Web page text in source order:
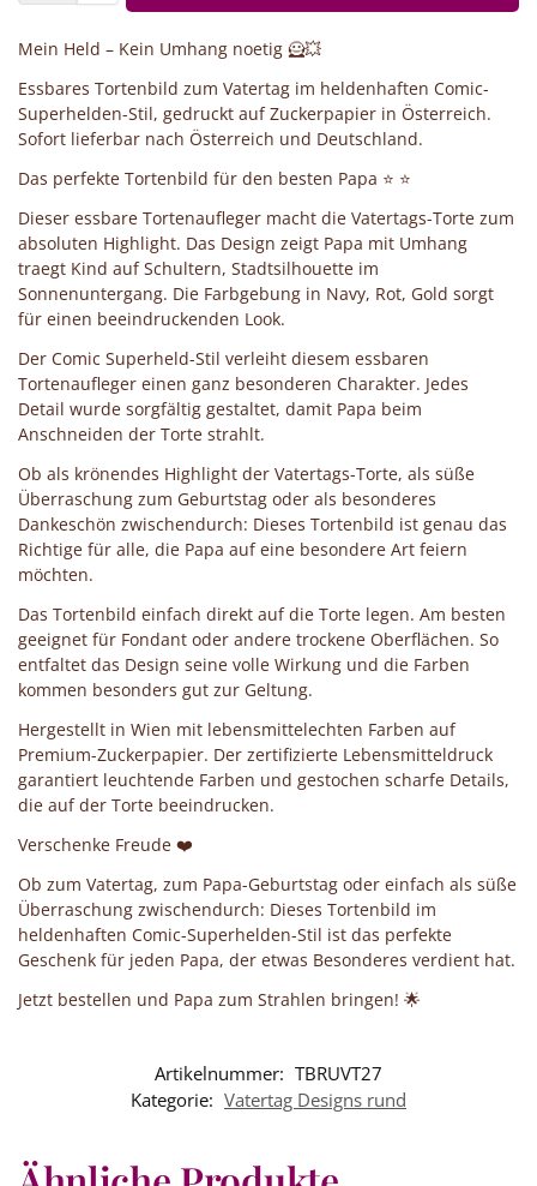
Mein Held – Kein Umhang noetig 🦸💥
Essbares Tortenbild zum Vatertag im heldenhaften Comic-
Superhelden-Stil, gedruckt auf Zuckerpapier in Österreich.
Sofort lieferbar nach Österreich und Deutschland.
Das perfekte Tortenbild für den besten Papa ⭐ ⭐
Dieser essbare Tortenaufleger macht die Vatertags-Torte zum
absoluten Highlight. Das Design zeigt Papa mit Umhang
traegt Kind auf Schultern, Stadtsilhouette im
Sonnenuntergang. Die Farbgebung in Navy, Rot, Gold sorgt
für einen beeindruckenden Look.
Der Comic Superheld-Stil verleiht diesem essbaren
Tortenaufleger einen ganz besonderen Charakter. Jedes
Detail wurde sorgfältig gestaltet, damit Papa beim
Anschneiden der Torte strahlt.
Ob als krönendes Highlight der Vatertags-Torte, als süße
Überraschung zum Geburtstag oder als besonderes
Dankeschön zwischendurch: Dieses Tortenbild ist genau das
Richtige für alle, die Papa auf eine besondere Art feiern
möchten.
Das Tortenbild einfach direkt auf die Torte legen. Am besten
geeignet für Fondant oder andere trockene Oberflächen. So
entfaltet das Design seine volle Wirkung und die Farben
kommen besonders gut zur Geltung.
Hergestellt in Wien mit lebensmittelechten Farben auf
Premium-Zuckerpapier. Der zertifizierte Lebensmitteldruck
garantiert leuchtende Farben und gestochen scharfe Details,
die auf der Torte beeindrucken.
Verschenke Freude ❤️
Ob zum Vatertag, zum Papa-Geburtstag oder einfach als süße
Überraschung zwischendurch: Dieses Tortenbild im
heldenhaften Comic-Superhelden-Stil ist das perfekte
Geschenk für jeden Papa, der etwas Besonderes verdient hat.
Jetzt bestellen und Papa zum Strahlen bringen! 🌟
Artikelnummer: TBRUVT27
Kategorie: Vatertag Designs rund